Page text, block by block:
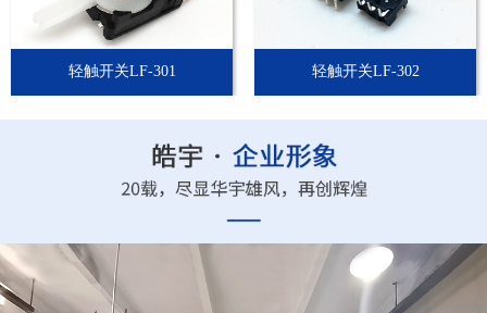
轻触开关LF-301 轻触开关LF-302